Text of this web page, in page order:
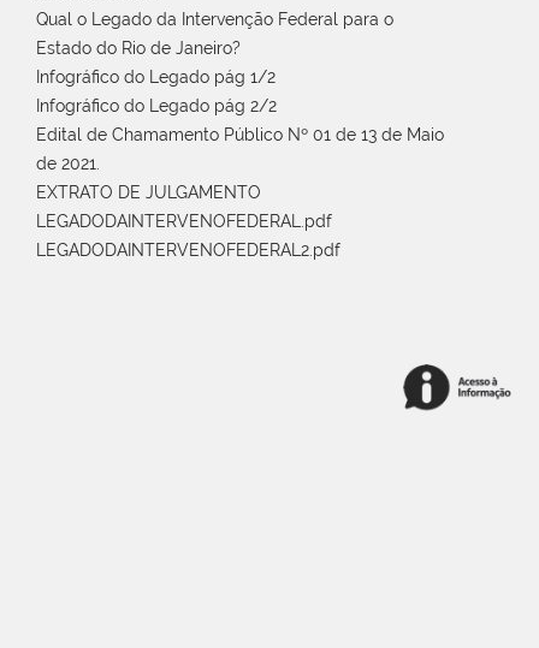
Qual o Legado da Intervenção Federal para o
Estado do Rio de Janeiro?
Infográfico do Legado pág 1/2
Infográfico do Legado pág 2/2
Edital de Chamamento Público Nº 01 de 13 de Maio
de 2021.
EXTRATO DE JULGAMENTO
LEGADODAINTERVENOFEDERAL.pdf
LEGADODAINTERVENOFEDERAL2.pdf